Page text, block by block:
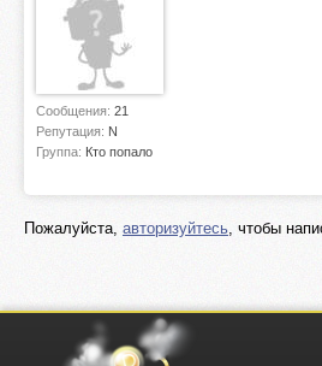
Сообщения: 21
Репутация: N
Группа: Кто попало
Пожалуйста, авторизуйтесь, чтобы